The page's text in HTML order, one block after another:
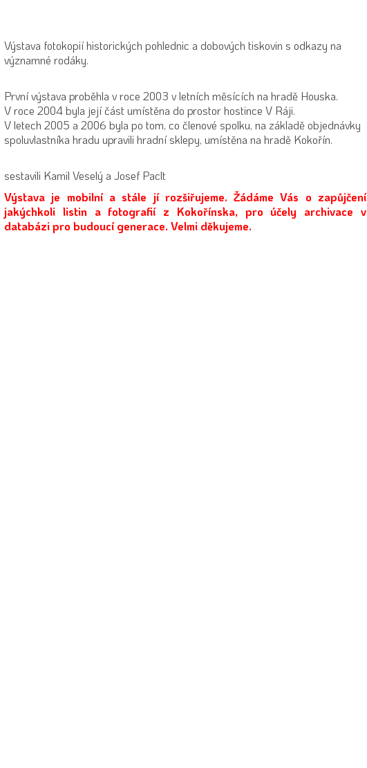
Výstava fotokopií historických pohlednic a dobových tiskovin s odkazy na
významné rodáky.
První výstava proběhla v roce 2003 v letních měsících na hradě Houska.
V roce 2004 byla její část umístěna do prostor hostince V Ráji.
V letech 2005 a 2006 byla po tom, co členové spolku, na základě objednávky
spoluvlastníka hradu upravili hradní sklepy, umístěna na hradě Kokořín.
sestavili Kamil Veselý a Josef Paclt
Výstava je mobilní a stále jí rozšiřujeme. Žádáme Vás o zapůjčení
jakýchkoli listin a fotografií z Kokořínska, pro účely archivace v
databázi pro budoucí generace. Velmi děkujeme.